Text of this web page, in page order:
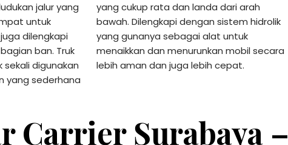
jalur yang
untuk
dilengkapi
ban. Truk
sekali digunakan
yang sederhana
yang cukup rata dan landa dari arah
bawah. Dilengkapi dengan sistem hidrolik
yang gunanya sebagai alat untuk
menaikkan dan menurunkan mobil secara
lebih aman dan juga lebih cepat.
Carrier Surabaya –